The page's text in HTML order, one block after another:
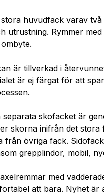
huvudfack varav
utrustning. Rymmer
är tillverkad i
är ej färgat för att
separata skofacket är
skorna inifrån det
från övriga fack.
grepplindor, mobil,
med
att bära. Nyhet är